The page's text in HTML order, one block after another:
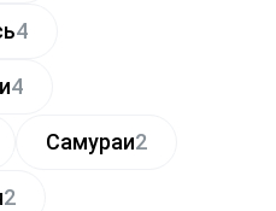
4
4
Самураи2
2